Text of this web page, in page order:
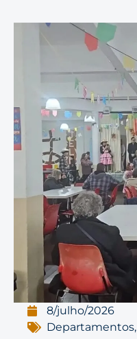
8/julho/2026
Departamentos,